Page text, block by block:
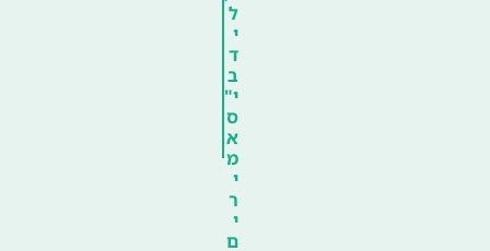
ל
י
ד
ב
י"
ס
א
מ
י
ר
י
ם